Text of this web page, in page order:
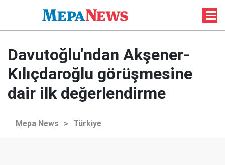
Davutoğlu'ndan Akşener-
Kılıçdaroğlu görüşmesine
dair ilk değerlendirme
Mepa News > Türkiye